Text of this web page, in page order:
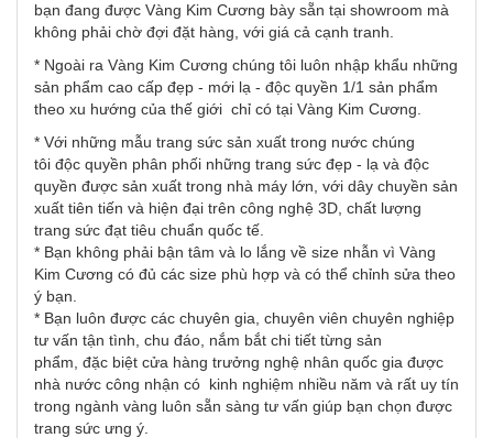
bạn đang được Vàng Kim Cương bày sẵn tại showroom mà
không phải chờ đợi đặt hàng, với giá cả cạnh tranh.
* Ngoài ra Vàng Kim Cương chúng tôi luôn nhập khẩu những
sản phẩm cao cấp đẹp - mới lạ - độc quyền 1/1 sản phẩm
theo xu hướng của thế giới chỉ có tại Vàng Kim Cương.
* Với những mẫu trang sức sản xuất trong nước chúng
tôi độc quyền phân phối những trang sức đẹp - lạ và độc
quyền được sản xuất trong nhà máy lớn, với dây chuyền sản
xuất tiên tiến và hiện đại trên công nghệ 3D, chất lượng
trang sức đạt tiêu chuẩn quốc tế.
* Bạn không phải bận tâm và lo lắng về size nhẫn vì Vàng
Kim Cương có đủ các size phù hợp và có thể chỉnh sửa theo
ý bạn.
* Bạn luôn được các chuyên gia, chuyên viên chuyên nghiệp
tư vấn tận tình, chu đáo, nắm bắt chi tiết từng sản
phẩm, đặc biệt cửa hàng trưởng nghệ nhân quốc gia được
nhà nước công nhận có kinh nghiệm nhiều năm và rất uy tín
trong ngành vàng luôn sẵn sàng tư vấn giúp bạn chọn được
trang sức ưng ý.